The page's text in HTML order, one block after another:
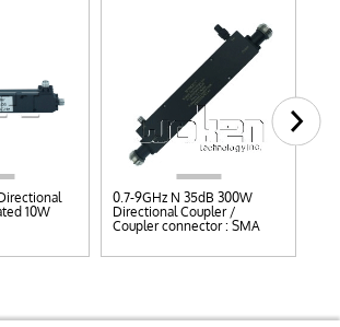
10W
0.7-9GHz N 35dB 300W
Directional Coupler /
Coupler connector : SMA